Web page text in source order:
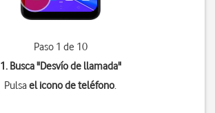
Paso 1 de 10
1. Busca "Desvío de llamada"
Pulsael icono de teléfono.